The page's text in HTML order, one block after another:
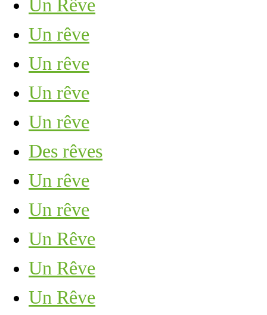
Un Rêve
Un rêve
Un rêve
Un rêve
Un rêve
Des rêves
Un rêve
Un rêve
Un Rêve
Un Rêve
Un Rêve